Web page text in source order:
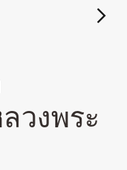
วงพระ